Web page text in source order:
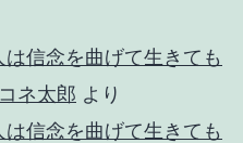
信念を曲げて生きても
ネ太郎 より
信念を曲げて生きても